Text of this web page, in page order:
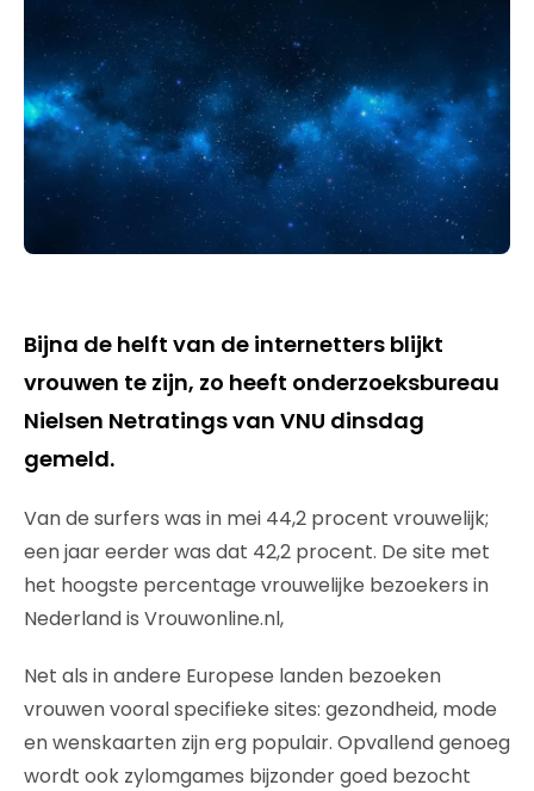
Bijna de helft van de internetters blijkt
vrouwen te zijn, zo heeft onderzoeksbureau
Nielsen Netratings van VNU dinsdag
gemeld.
Van de surfers was in mei 44,2 procent vrouwelijk;
een jaar eerder was dat 42,2 procent. De site met
het hoogste percentage vrouwelijke bezoekers in
Nederland is Vrouwonline.nl,
Net als in andere Europese landen bezoeken
vrouwen vooral specifieke sites: gezondheid, mode
en wenskaarten zijn erg populair. Opvallend genoeg
wordt ook zylomgames bijzonder goed bezocht